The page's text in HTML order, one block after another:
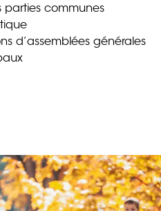
parties communes
d’assemblées générales